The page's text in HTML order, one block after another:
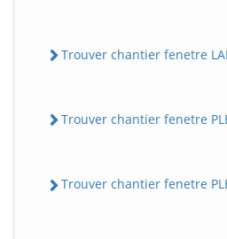
Trouver chantier fenetre
Trouver chantier fenetre
Trouver chantier fenetre